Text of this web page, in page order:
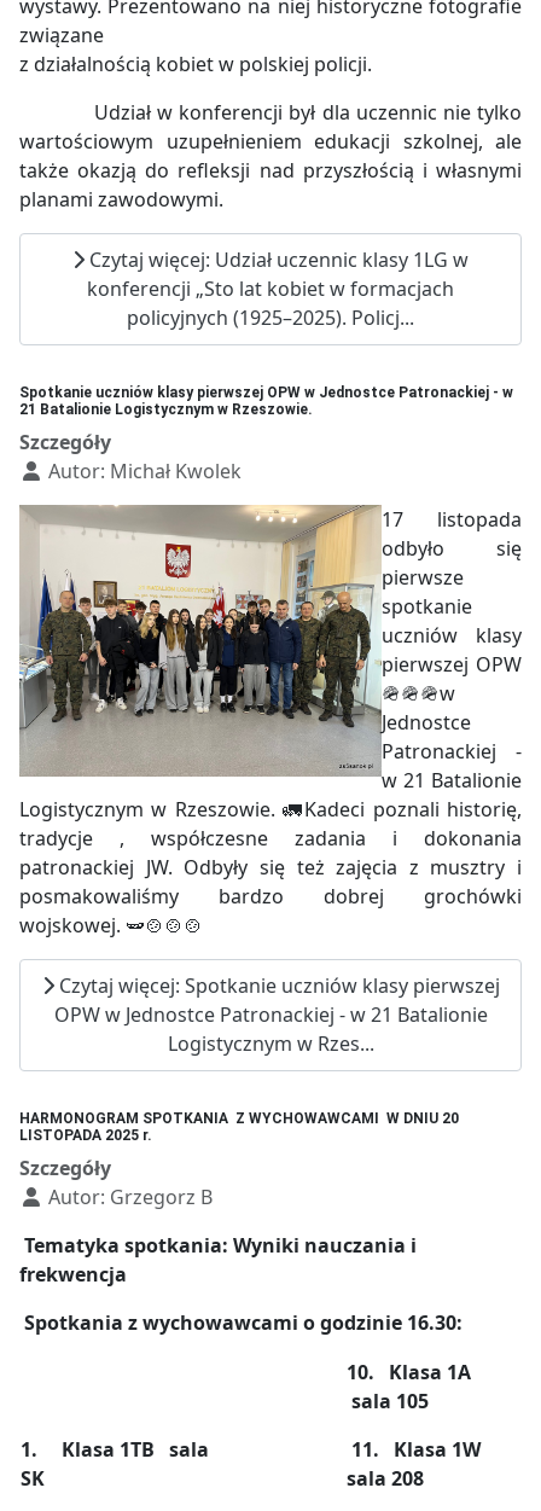
wystawy. Prezentowano na niej historyczne fotografie
związane
z działalnością kobiet w polskiej policji.
Udział w konferencji był dla uczennic nie tylko
wartościowym uzupełnieniem edukacji szkolnej, ale
także okazją do refleksji nad przyszłością i własnymi
planami zawodowymi.
Czytaj więcej: Udział uczennic klasy 1LG w
konferencji „Sto lat kobiet w formacjach
policyjnych (1925–2025). Policj...
Spotkanie uczniów klasy pierwszej OPW w Jednostce Patronackiej - w
21 Batalionie Logistycznym w Rzeszowie.
Szczegóły
Autor: Michał Kwolek
17 listopada
odbyło się
pierwsze
spotkanie
uczniów klasy
pierwszej OPW
🪖🪖🪖w
Jednostce
Patronackiej -
w 21 Batalionie
Logistycznym w Rzeszowie. 🚛Kadeci poznali historię,
tradycje , współczesne zadania i dokonania
patronackiej JW. Odbyły się też zajęcia z musztry i
posmakowaliśmy bardzo dobrej grochówki
wojskowej. 🫛🍲🍲🍲
Czytaj więcej: Spotkanie uczniów klasy pierwszej
OPW w Jednostce Patronackiej - w 21 Batalionie
Logistycznym w Rzes...
HARMONOGRAM SPOTKANIA Z WYCHOWAWCAMI W DNIU 20
LISTOPADA 2025 r.
Szczegóły
Autor: Grzegorz B
Tematyka spotkania: Wyniki nauczania i
frekwencja
Spotkania z wychowawcami o godzinie 16.30:
1.
Klasa 1TB sala
SK
10. Klasa 1A
sala 105
11. Klasa 1W
sala 208